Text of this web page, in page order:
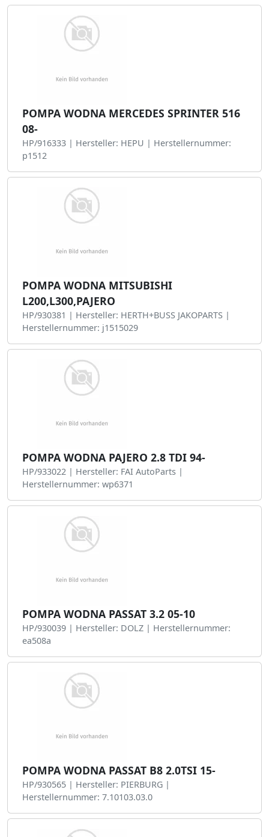
POMPA WODNA MERCEDES SPRINTER 516
08-
HP/916333 | Hersteller: HEPU | Herstellernummer:
p1512
POMPA WODNA MITSUBISHI
L200,L300,PAJERO
HP/930381 | Hersteller: HERTH+BUSS JAKOPARTS |
Herstellernummer: j1515029
POMPA WODNA PAJERO 2.8 TDI 94-
HP/933022 | Hersteller: FAI AutoParts |
Herstellernummer: wp6371
POMPA WODNA PASSAT 3.2 05-10
HP/930039 | Hersteller: DOLZ | Herstellernummer:
ea508a
POMPA WODNA PASSAT B8 2.0TSI 15-
HP/930565 | Hersteller: PIERBURG |
Herstellernummer: 7.10103.03.0